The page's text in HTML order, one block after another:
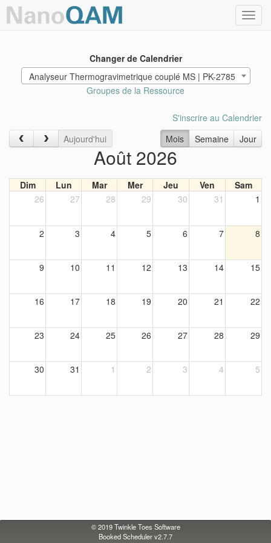
Changer de Calendrier
Analyseur Thermogravimetrique couplé MS | PK-2785
Groupes de la Ressource
S'inscrire au Calendrier
Aujourd'hui
Mois Semaine Jour
Août 2026
Dim Lun Mar Mer Jeu Ven
Sam
26
27 28 29 30 31 1
2 3 4 5 6 7 8
9 10 11 12 13 14 15
16 17 18 19 20 21 22
23 24 25 26 27 28 29
30 31 1 2 3 4 5
© 2019Twinkle Toes Software
Booked Scheduler v2.7.7